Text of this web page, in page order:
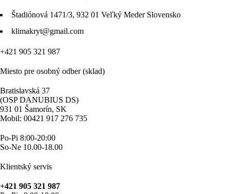
Štadiónová 1471/3, 932 01 Veľký Meder Slovensko
klimakryt@gmail.com
+421 905 321 987
Miesto pre osobný odber (sklad)
Bratislavská 37
(OSP DANUBIUS DS)
931 01 Šamorín, SK
Mobil: 00421 917 276 735
Po-Pi 8:00-20:00
So-Ne 10.00-18.00
Klientský servis
+421 905 321 987